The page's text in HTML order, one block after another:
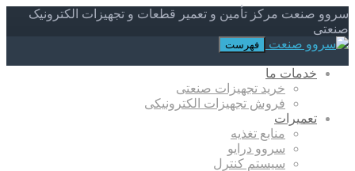
سروو صنعت مرکز تأمین و تعمیر قطعات و تجهیزات الکترونیک
صنعتی
فهرست
خدمات ما
خرید تجهیزات صنعتی
فروش تجهیزات الکترونیکی
تعمیرات
منابع تغذیه
سروو درایو
سیستم کنترل